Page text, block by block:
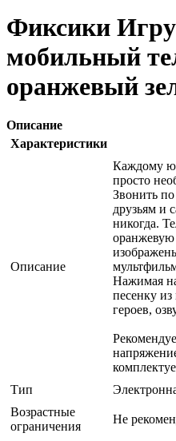
Фиксики
мобильный
оранжевый
Описание
Характеристики
Описание
Каждому
просто
Звонить
друзьям и
никогда.
оранжевую
Нажимая
песенку
героев,
Тип
Возрастные
ограничения
Не